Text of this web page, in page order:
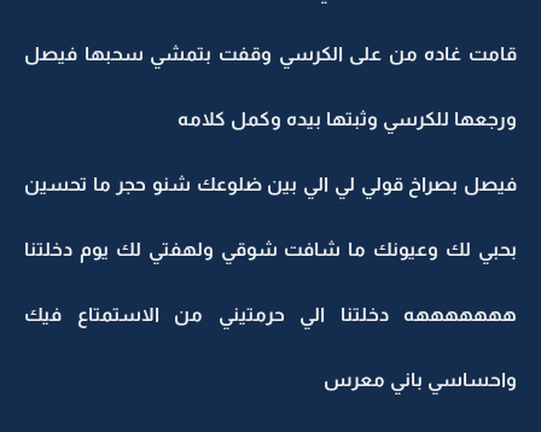
قامت غاده من على الكرسي وقفت بتمشي سحبها فيصل
ورجعها للكرسي وثبتها بيده وكمل كلامه
فيصل بصراخ قولي لي الي بين ضلوعك شنو حجر ما تحسين
بحبي لك وعيونك ما شافت شوقي ولهفتي لك يوم دخلتنا
هههههههه دخلتنا الي حرمتيني من الاستمتاع فيك
واحساسي باني معرس